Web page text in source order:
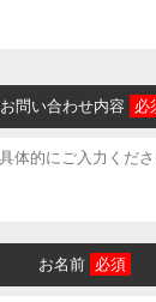
お問い合わせ内容 必
お名前 必須